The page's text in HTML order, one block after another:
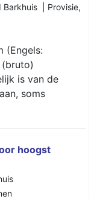
| Provisie,
(Engels:
is van de
soms
hoogst